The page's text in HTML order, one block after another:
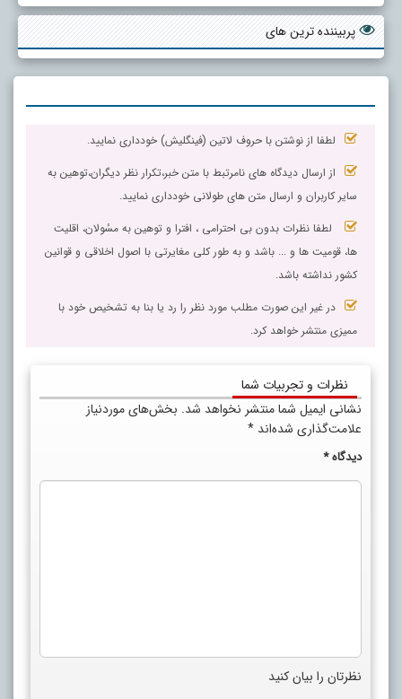
پربیننده ترین های
لطفا از نوشتن با حروف لاتین (فینگلیش) خودداری نمایید.
از ارسال دیدگاه های نامرتبط با متن خبر،تکرار نظر دیگران،توهین به
سایر کاربران و ارسال متن های طولانی خودداری نمایید.
لطفا نظرات بدون بی احترامی ، افترا و توهین به مسٔولان، اقلیت
ها، قومیت ها و ... باشد و به طور کلی مغایرتی با اصول اخلاقی و قوانین
کشور نداشته باشد.
در غیر این صورت مطلب مورد نظر را رد یا بنا به تشخیص خود با
ممیزی منتشر خواهد کرد.
نظرات و تجربیات شما
نشانی ایمیل شما منتشر نخواهد شد. بخش‌های موردنیاز
علامت‌گذاری شده‌اند *
دیدگاه*
نظرتان را بیان کنید